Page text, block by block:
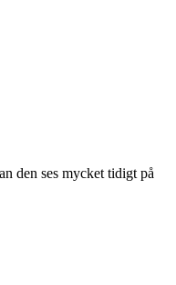
den ses mycket tidigt på